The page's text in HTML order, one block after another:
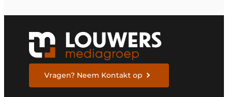
Vragen? Neem Kontakt op